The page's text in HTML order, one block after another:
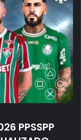
PPSSPP